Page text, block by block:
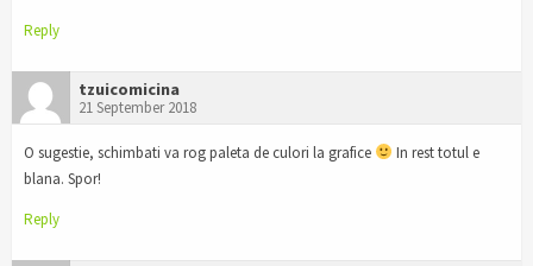
Reply
tzuicomicina
21 September 2018
O sugestie, schimbati va rog paleta de culori la grafice
In rest totul e
blana. Spor!
Reply